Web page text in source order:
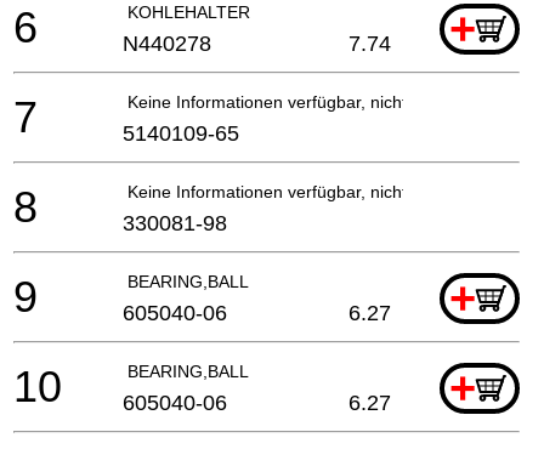
KOHLEHALTER +
6 N440278 7.74
Keine Informationen verfügbar, nicht bestellbar
7 5140109-65
Keine Informationen verfügbar, nicht bestellbar
8 330081-98
BEARING,BALL +
9 605040-06 6.27
BEARING,BALL +
10 605040-06 6.27